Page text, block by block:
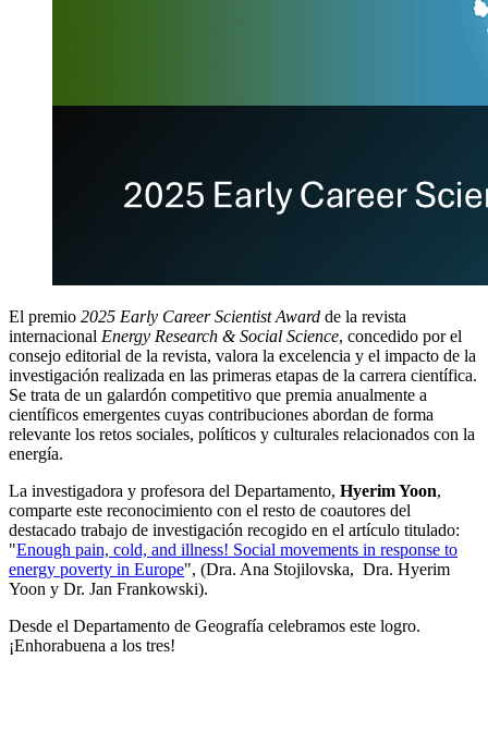
El premio 2025 Early Career Scientist Award de la revista
internacional Energy Research & Social Science, concedido por el
consejo editorial de la revista, valora la excelencia y el impacto de la
investigación realizada en las primeras etapas de la carrera científica.
Se trata de un galardón competitivo que premia anualmente a
científicos emergentes cuyas contribuciones abordan de forma
relevante los retos sociales, políticos y culturales relacionados con la
energía.
La investigadora y profesora del Departamento, Hyerim Yoon,
comparte este reconocimiento con el resto de coautores del
destacado trabajo de investigación recogido en el artículo titulado:
"Enough pain, cold, and illness! Social movements in response to
energy poverty in Europe", (Dra. Ana Stojilovska, Dra. Hyerim
Yoon y Dr. Jan Frankowski).
Desde el Departamento de Geografía celebramos este logro.
¡Enhorabuena a los tres!